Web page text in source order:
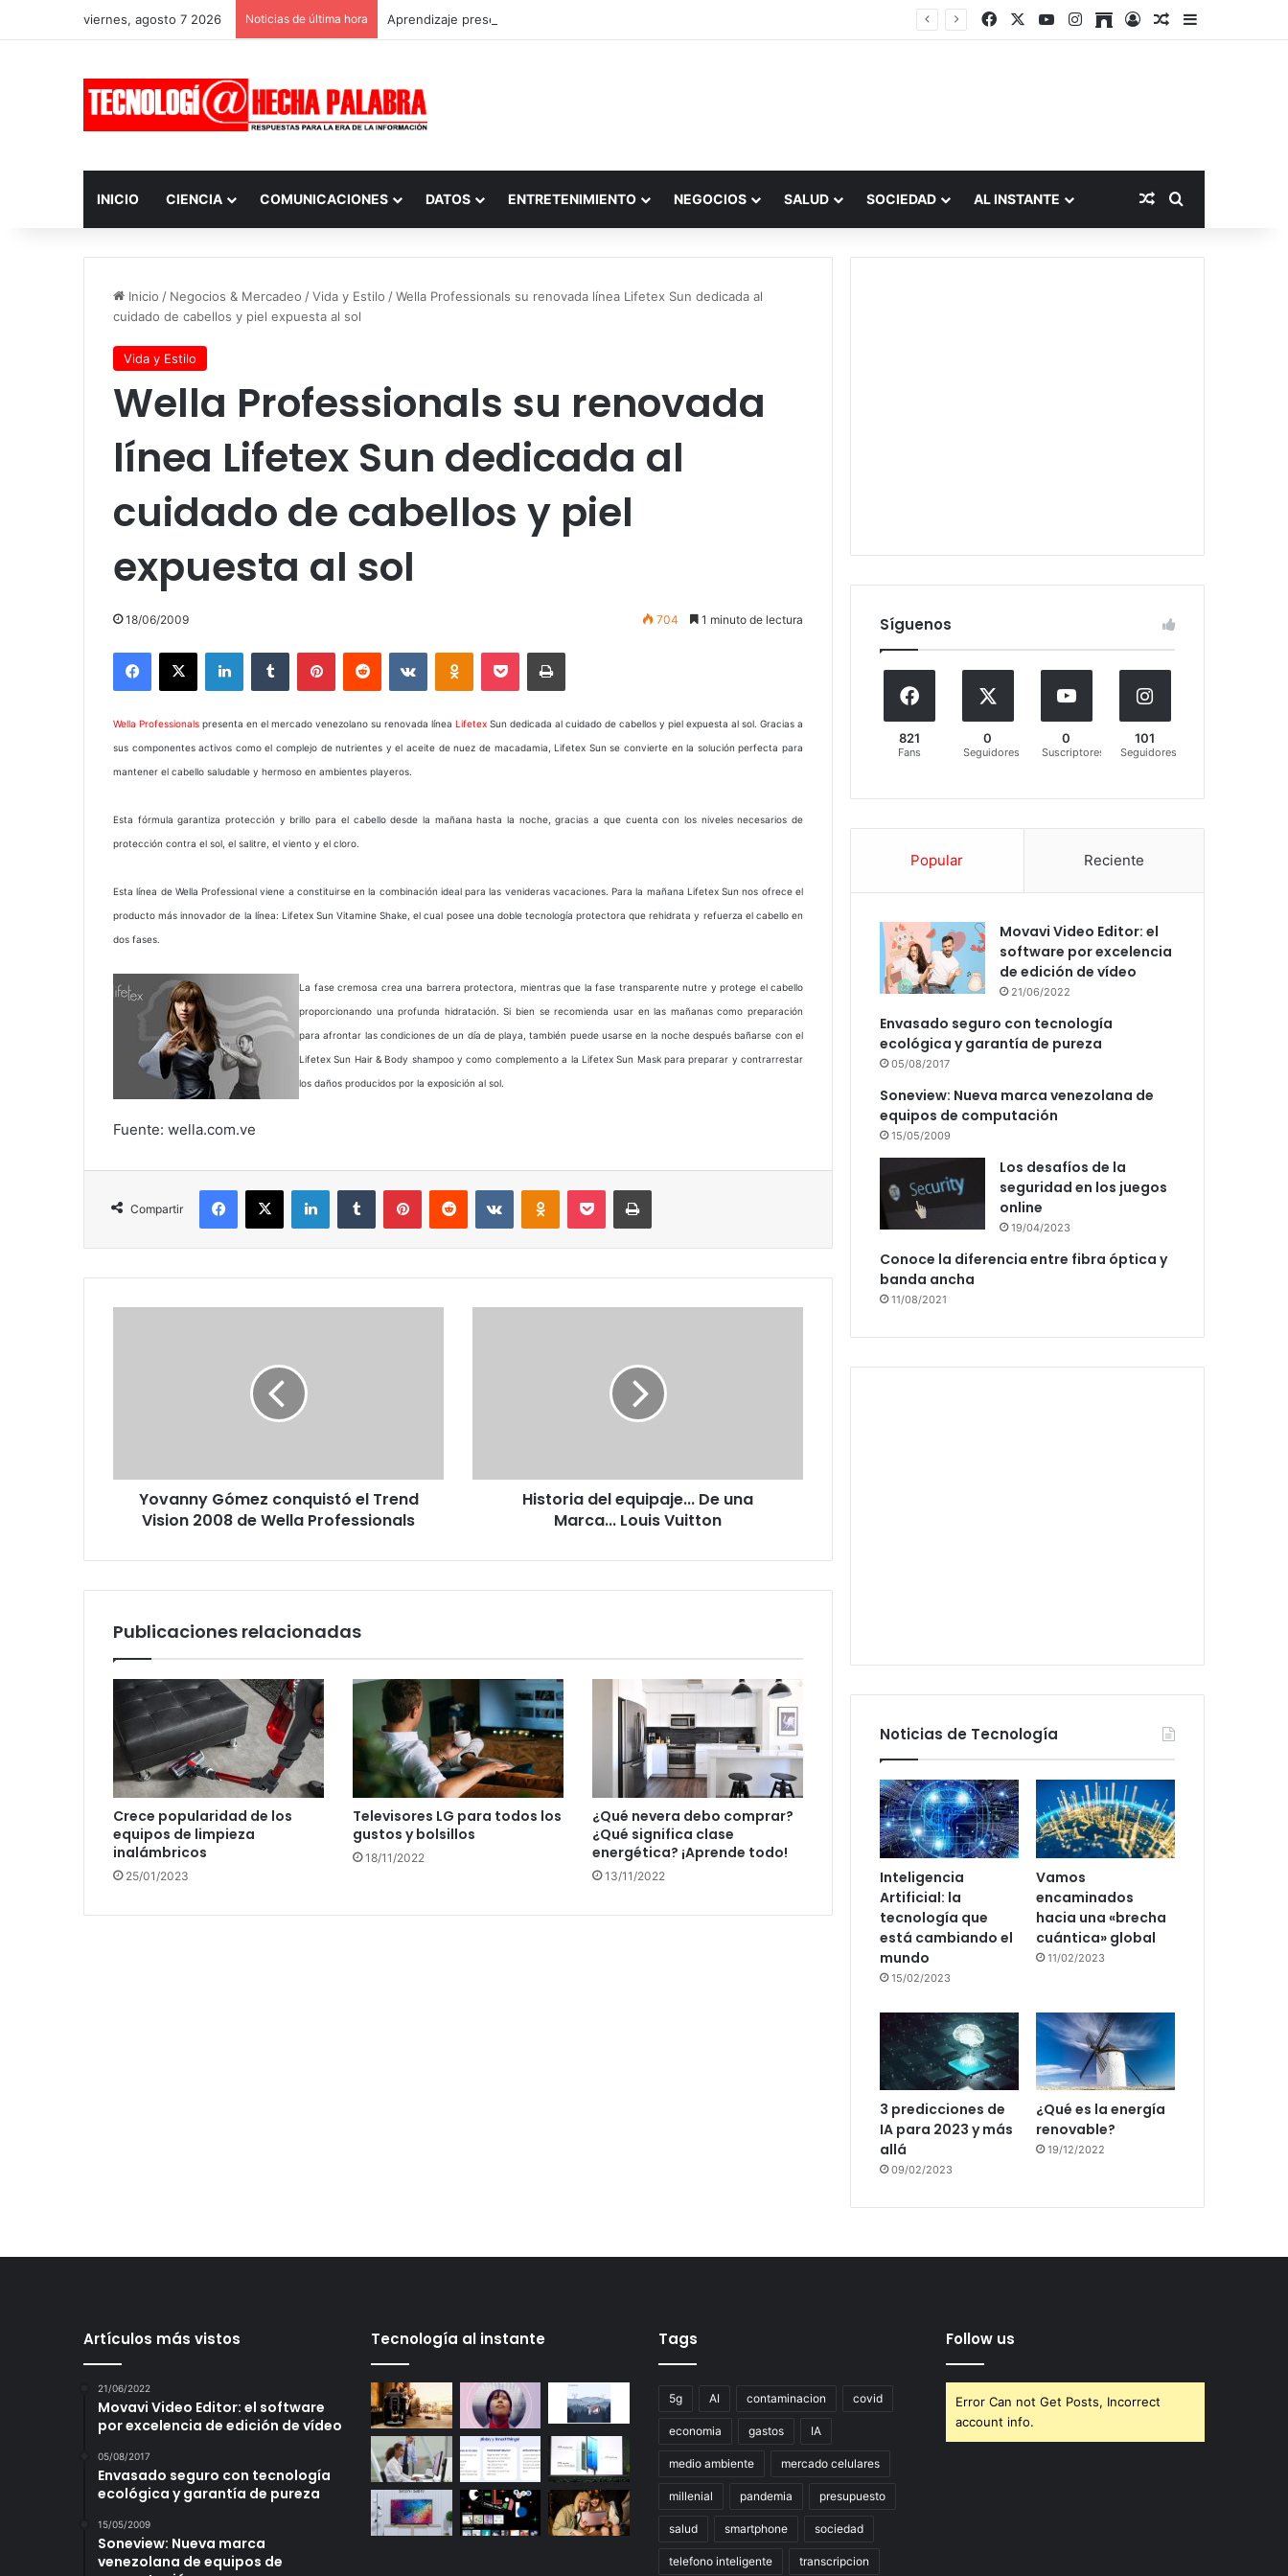
viernes, agosto 7 2026 Noticias de última hora Aprendizaje presencial vs. por internet FacebookYouTubeInstagram
ArchiveAccesoPublicación al
Barra lateral
INICIO CIENCIA COMUNICACIONES DATOS ENTRETENIMIENTO NEGOCIOS SALUD SOCIEDAD AL INSTANTE Publicación al
Buscar por
Inicio / Negocios & Mercadeo /Vida y Estilo /Wella Professionals su renovada línea Lifetex Sun dedicada al
cuidado de cabellos y piel expuesta al sol
Vida y Estilo
Wella Professionals su renovada
línea Lifetex Sun dedicada al
cuidado de cabellos y piel
expuesta al sol
18/06/2009 704 1 minuto de lectura
Facebook
X LinkedInTumblr PinterestReddit VKontakteOdnoklassniki
Pocket Imprimir
Wella Professionals presenta en el mercado venezolano su renovada línea Lifetex Sun dedicada al cuidado de cabellos y piel expuesta al sol. Gracias a
sus componentes activos como el complejo de nutrientes y el aceite de nuez de macadamia, Lifetex Sun se convierte en la solución perfecta para
mantener el cabello saludable y hermoso en ambientes playeros.
Esta fórmula garantiza protección y brillo para el cabello desde la mañana hasta la noche, gracias a que cuenta con los niveles necesarios de
protección contra el sol, el salitre, el viento y el cloro.
Esta línea de Wella Professional viene a constituirse en la combinación ideal para las venideras vacaciones. Para la mañana Lifetex Sun nos ofrece el
producto más innovador de la línea: Lifetex Sun Vitamine Shake, el cual posee una doble tecnología protectora que rehidrata y refuerza el cabello en
dos fases.
La fase cremosa crea una barrera protectora, mientras que la fase transparente nutre y protege el cabello
proporcionando una profunda hidratación. Si bien se recomienda usar en las mañanas como preparación
para afrontar las condiciones de un día de playa, también puede usarse en la noche después bañarse con el
Lifetex Sun Hair & Body shampoo y como complemento a la Lifetex Sun Mask para preparar y contrarrestar
los daños producidos por la exposición al sol.
Fuente: wella.com.ve
Compartir
Facebook
X LinkedInTumblr PinterestReddit VKontakteOdnoklassniki
Pocket Imprimir
Wella
Professionals
Yovanny Gómez conquistó el Trend
Vision 2008 de Wella Professionals
Historia del equipaje... De una
Marca... Louis Vuitton
Publicaciones relacionadas
Crece popularidad de los
equipos de limpieza
inalámbricos
25/01/2023
Televisores LG para todos los
gustos y bolsillos
18/11/2022
¿Qué nevera debo comprar?
¿Qué significa clase
energética? ¡Aprende todo!
13/11/2022
Síguenos
821
Fans
0
Seguidores
0
Suscriptores
101
Seguidores
Popular Reciente
Movavi Video Editor: el
software por excelencia
de edición de vídeo
21/06/2022
Envasado seguro con tecnología
ecológica y garantía de pureza
05/08/2017
Soneview: Nueva marca venezolana de
equipos de computación
15/05/2009
Los desafíos de la
seguridad en los juegos
online
19/04/2023
Conoce la diferencia entre fibra óptica y
banda ancha
11/08/2021
Noticias de Tecnología
Inteligencia
Artificial: la
tecnología que
está cambiando el
mundo
15/02/2023
Vamos
encaminados
hacia una «brecha
cuántica» global
11/02/2023
3 predicciones de
IA para 2023 y más
allá
09/02/2023
¿Qué es la energía
renovable?
19/12/2022
Artículos más vistos
21/06/2022
Movavi Video Editor: el software
por excelencia de edición de vídeo
05/08/2017
Envasado seguro con tecnología
ecológica y garantía de pureza
15/05/2009
Soneview: Nueva marca
venezolana de equipos de
Tecnología al instante Tags
5g AI contaminacion covid
economia gastos IA
medio ambiente mercado celulares
millenial pandemia presupuesto
salud smartphone sociedad
telefono inteligente transcripcion
Follow us
Error Can not Get Posts, Incorrect
account info.